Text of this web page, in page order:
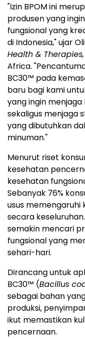
"Izin BPOM ini
produsen yang
fungsional yang
di Indonesia," ujar
Health & Therapies,
Africa.
BC30™ pada
baru bagi kami
yang ingin
sekaligus menjaga
yang dibutuhkan
minuman."
Menurut riset
kesehatan
kesehatan
Sebanyak 76%
usus memengaruhi
secara
semakin mencari
fungsional yang
sehari-hari.
Dirancang untuk
BC30™ (Bacillus
sebagai bahan
produksi,
ikut memastikan
pencernaan.